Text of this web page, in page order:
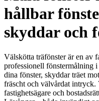
hållbar
skyddar och
Välskötta träfönster är en av
professionell fönstermålning
dina fönster, skyddar träet
fräscht och välvårdat intryck.
fastighetsägare och